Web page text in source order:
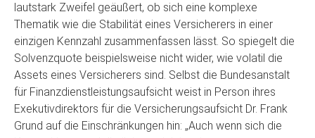
lautstark Zweifel geäußert, ob sich eine komplexe
Thematik wie die Stabilität eines Versicherers in einer
einzigen Kennzahl zusammenfassen lässt. So spiegelt die
Solvenzquote beispielsweise nicht wider, wie volatil die
Assets eines Versicherers sind. Selbst die Bundesanstalt
für Finanzdienstleistungsaufsicht weist in Person ihres
Exekutivdirektors für die Versicherungsaufsicht Dr. Frank
Grund auf die Einschränkungen hin: „Auch wenn sich die